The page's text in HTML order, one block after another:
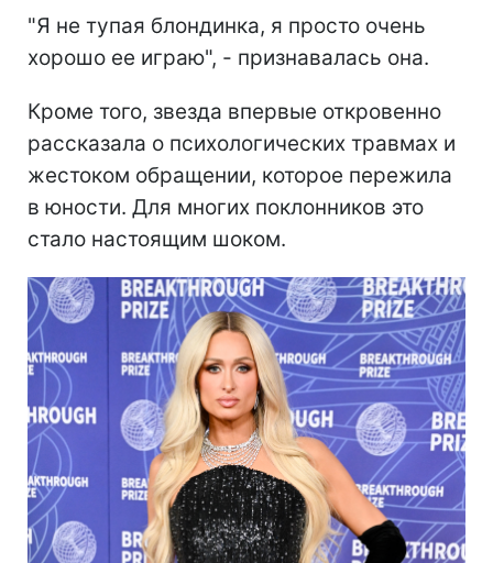
"Я не тупая блондинка, я просто очень
хорошо ее играю", - признавалась она.
Кроме того, звезда впервые откровенно
рассказала о психологических травмах и
жестоком обращении, которое пережила
в юности. Для многих поклонников это
стало настоящим шоком.